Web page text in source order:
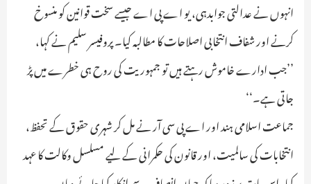
انہوں نے عدالتی جوابدہی، یو اے پی اے جیسے سخت قوانین کو منسوخ
کرنے اور شفاف انتخابی اصلاحات کا مطالبہ کیا۔ پروفیسر سلیم نے کہا،
’’جب ادارے خاموش رہتے ہیں تو جمہوریت کی روح ہی خطرے میں پڑ
جاتی ہے۔‘‘
جماعت اسلامی ہند اور اے پی سی آر نے مل کر شہری حقوق کے تحفظ،
انتخابات کی سالمیت، اور قانون کی حکمرانی کے لیے مسلسل وکالت کا عہد